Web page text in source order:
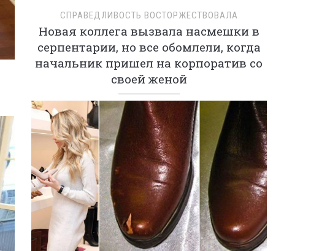
СПРАВЕДЛИВОСТЬ ВОСТОРЖЕСТВОВАЛА
Новая коллега вызвала насмешки в
серпентарии, но все обомлели, когда
начальник пришел на корпоратив со
своей женой